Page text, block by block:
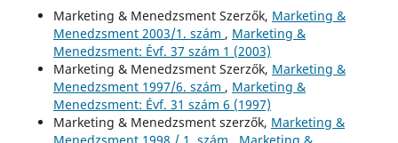
Marketing & Menedzsment Szerzők, Marketing &
Menedzsment 2003/1. szám , Marketing &
Menedzsment: Évf. 37 szám 1 (2003)
Marketing & Menedzsment Szerzők, Marketing &
Menedzsment 1997/6. szám , Marketing &
Menedzsment: Évf. 31 szám 6 (1997)
Marketing & Menedzsment szerzők, Marketing &
Menedzsment 1998 / 1. szám , Marketing &